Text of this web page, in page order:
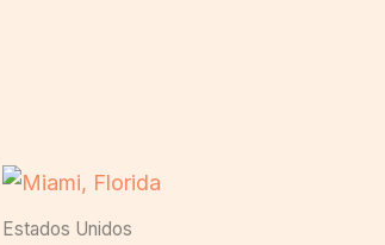
Estados Unidos